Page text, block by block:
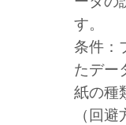
失、
任を
ユー
許可
一部
す。
条件：
たデー
紙の種
（回